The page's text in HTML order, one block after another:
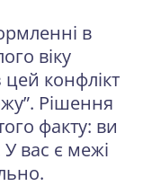
в
віку
конфлікт
Рішення
факту: ви
вас є межі